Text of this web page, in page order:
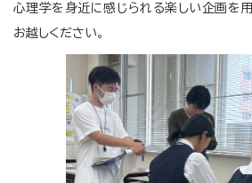
心理学を身近に感じられる楽しい企画を
お越しください。